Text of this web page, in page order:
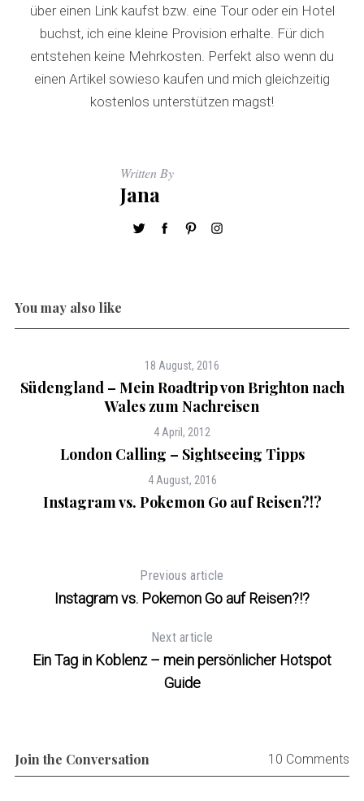
über einen Link kaufst bzw. eine Tour oder ein Hotel
buchst, ich eine kleine Provision erhalte. Für dich
entstehen keine Mehrkosten. Perfekt also wenn du
einen Artikel sowieso kaufen und mich gleichzeitig
kostenlos unterstützen magst!
Written By
Jana
You may also like
18 August, 2016
Südengland – Mein Roadtrip von Brighton nach
Wales zum Nachreisen
4 April, 2012
London Calling – Sightseeing Tipps
4 August, 2016
Instagram vs. Pokemon Go auf Reisen?!?
Previous article
Instagram vs. Pokemon Go auf Reisen?!?
Next article
Ein Tag in Koblenz – mein persönlicher Hotspot
Guide
Join the Conversation 10 Comments